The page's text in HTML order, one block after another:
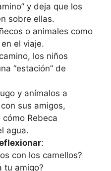
y deja que los
sobre ellas.
o animales como
en el viaje.
los niños
“estación” de
y anímalos a
sus amigos,
Rebeca
agua.
:
con los camellos?
tu amigo?